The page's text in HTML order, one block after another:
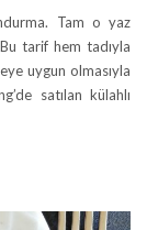
Tam o yaz
tarif hem tadıyla
uygun olmasıyla
satılan külahlı